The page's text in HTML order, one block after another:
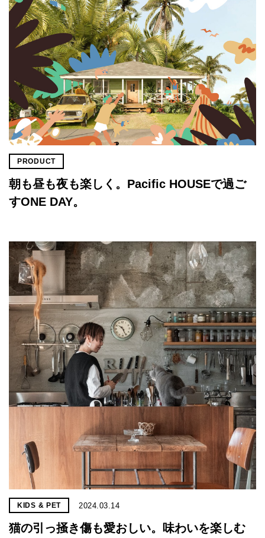
PRODUCT
朝も昼も夜も楽しく。Pacific HOUSEで過ご
すONE DAY。
KIDS & PET 2024.03.14
猫の引っ掻き傷も愛おしい。味わいを楽しむ